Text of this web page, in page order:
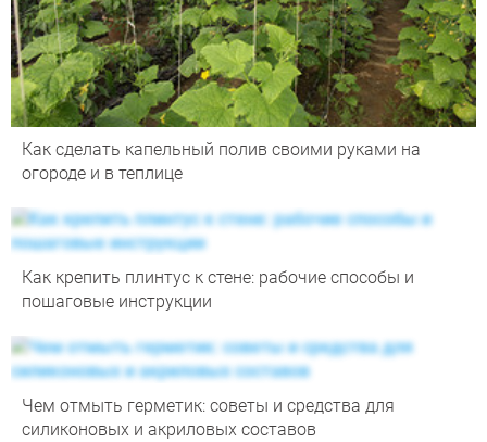
Как сделать капельный полив своими руками на
огороде и в теплице
Как крепить плинтус к стене: рабочие способы и
пошаговые инструкции
Чем отмыть герметик: советы и средства для
силиконовых и акриловых составов